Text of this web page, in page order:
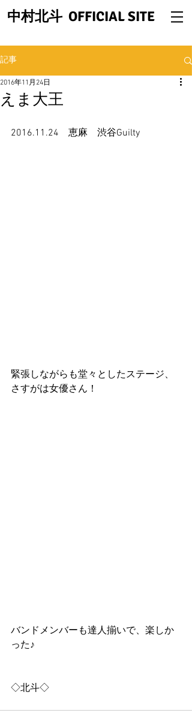
中村北斗 OFFICIAL SITE
記事
えま大王
2016年11月24日
2016.11.24　恵麻　渋谷Guilty
緊張しながらも堂々としたステージ、
さすがは女優さん！
バンドメンバーも達人揃いで、楽しか
った♪
◇北斗◇